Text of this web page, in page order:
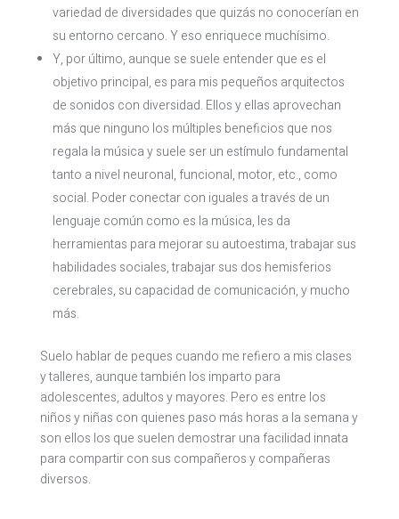
variedad de diversidades que quizás no conocerían en
su entorno cercano. Y eso enriquece muchísimo.
Y, por último, aunque se suele entender que es el
objetivo principal, es para mis pequeños arquitectos
de sonidos con diversidad. Ellos y ellas aprovechan
más que ninguno los múltiples beneficios que nos
regala la música y suele ser un estímulo fundamental
tanto a nivel neuronal, funcional, motor, etc., como
social. Poder conectar con iguales a través de un
lenguaje común como es la música, les da
herramientas para mejorar su autoestima, trabajar sus
habilidades sociales, trabajar sus dos hemisferios
cerebrales, su capacidad de comunicación, y mucho
más.
Suelo hablar de peques cuando me refiero a mis clases
y talleres, aunque también los imparto para
adolescentes, adultos y mayores. Pero es entre los
niños y niñas con quienes paso más horas a la semana y
son ellos los que suelen demostrar una facilidad innata
para compartir con sus compañeros y compañeras
diversos.